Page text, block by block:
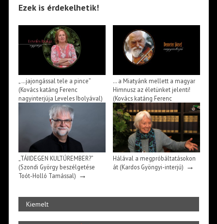
Ezek is érdekelhetik!
„…jajongással tele a pince”
(Kovács katáng Ferenc
nagyinterjúja Leveles Ibolyával)
… a Miatyánk mellett a magyar
Himnusz az életünket jelenti!
(Kovács katáng Ferenc
beszélgetése Demeter Józseffel)
→
„TÁJIDEGEN KULTÚREMBER?”
(Szondi György beszélgetése
Toót-Holló Tamással) →
Hálával a megpróbáltatásokon
át (Kardos Gyöngyi-interjú) →
Kiemelt